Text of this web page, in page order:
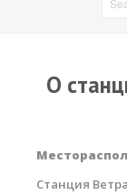
О
Станция